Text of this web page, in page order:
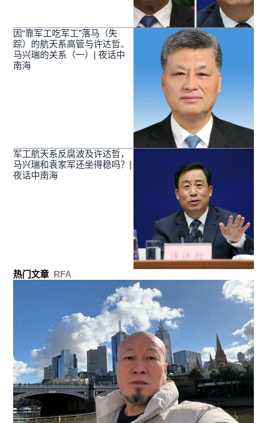
因“靠军工吃军工”落马（失
踪）的航天系高管与许达哲、
马兴瑞的关系（一）| 夜话中
南海
军工航天系反腐波及许达哲，
马兴瑞和袁家军还坐得稳吗？|
夜话中南海
热门文章 RFA